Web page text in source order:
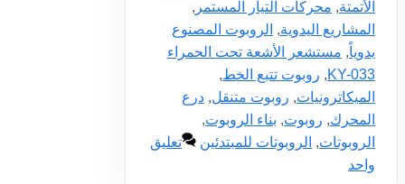
الأتمتة, محركات التيار المستمر ,
المشاريع اليدوية, الروبوت المصنوع
يدوياً, مستشعر الأشعة تحت الحمراء
KY-033
, روبوت تتبع الخط,
الميكاترونيات, روبوت متنقل, درع
المحرك, روبوت, بناء الروبوت,
الروبوتات, الروبوتات للمبتدئين
تعليق
واحد